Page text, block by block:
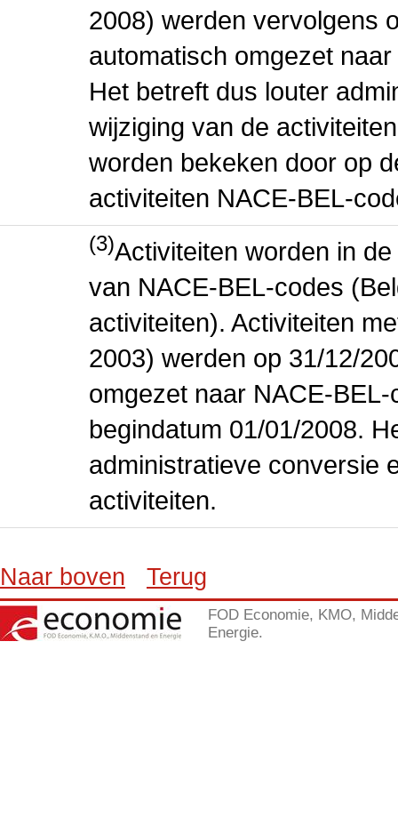
2008) werden vervolgens
automatisch omgezet
Het betreft dus louter
wijziging van de
worden bekeken door op
activiteiten NACE-BEL-
(3)Activiteiten worden in
van NACE-BEL-codes
activiteiten). Activiteiten
2003) werden op 31/12/
omgezet naar NACE-
begindatum 01/01/2008.
administratieve conversie
activiteiten.
Naar boven Terug
FOD Economie, KMO,
Energie.